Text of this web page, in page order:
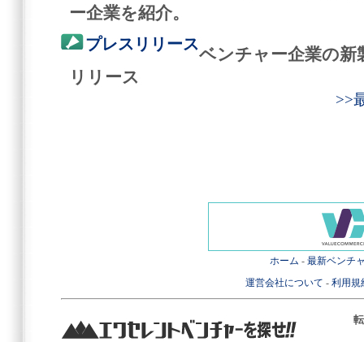
ー企業を紹介。
プレスリリース
ベンチャー企業の新
リリース
>>
ホーム - 最新ベンチ
運営会社について - 利用規